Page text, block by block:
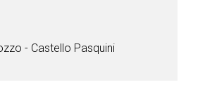
- Castello Pasquini